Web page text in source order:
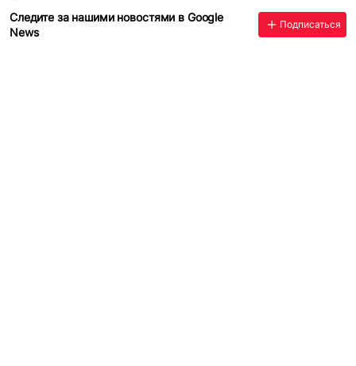
Следите за нашими новостями в Google
News
Подписаться